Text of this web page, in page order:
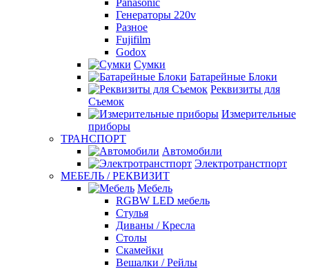
Panasonic
Генераторы 220v
Разное
Fujifilm
Godox
Сумки
Батарейные Блоки
Реквизиты для
Съемок
Измерительные
приборы
ТРАНСПОРТ
Автомобили
Электротранстпорт
МЕБЕЛЬ / РЕКВИЗИТ
Мебель
RGBW LED мебель
Стулья
Диваны / Кресла
Столы
Скамейки
Вешалки / Рейлы